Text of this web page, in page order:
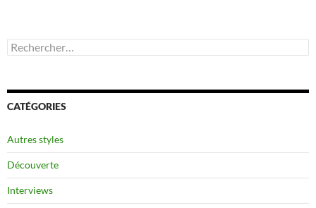
Rechercher :
CATÉGORIES
Autres styles
Découverte
Interviews